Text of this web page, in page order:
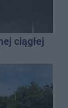
ciągłej